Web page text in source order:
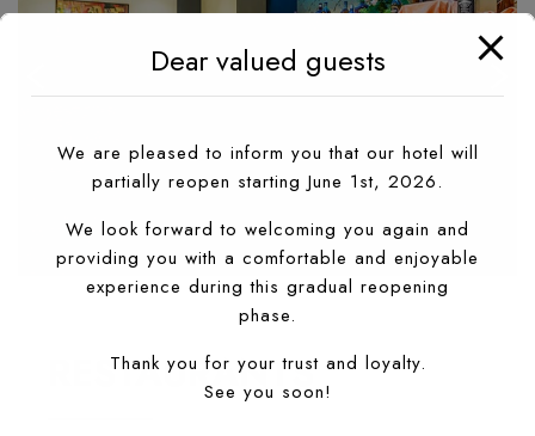
LE MARRAKECH RESTAURANT
RESTAURANTS
Dear valued guests
We are pleased to inform you that our hotel will
partially reopen starting June 1st, 2026.
We look forward to welcoming you again and
providing you with a comfortable and enjoyable
experience during this gradual reopening
phase.
Thank you for your trust and loyalty.
See you soon!